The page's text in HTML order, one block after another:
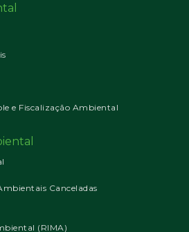
e Fiscalização Ambiental
Canceladas
(RIMA)